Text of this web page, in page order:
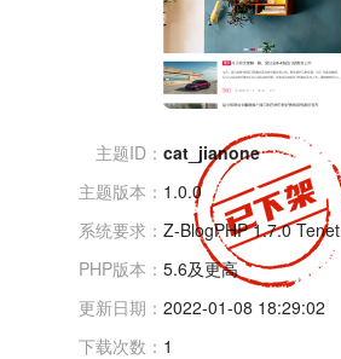
主题ID： cat_jianone
主题版本： 1.0.0
系统要求： Z-BlogPHP 1.7.0 Tenet
PHP版本： 5.6及更高
更新日期： 2022-01-08 18:29:02
下载次数： 1